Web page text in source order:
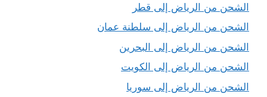
الشحن من الرياض إلى قطر
الشحن من الرياض إلى سلطنة عمان
الشحن من الرياض إلى البحرين
الشحن من الرياض إلى الكويت
الشحن من الرياض إلى سوريا